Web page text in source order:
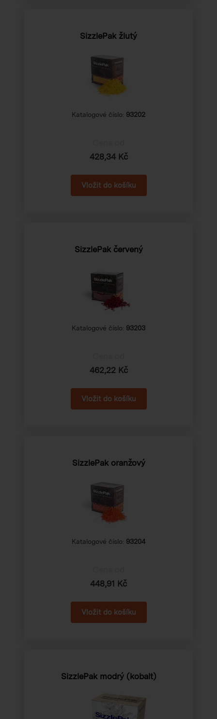
SizzlePak žlutý
Katalogové číslo: 93202
428,34 Kč
SizzlePak červený
Katalogové číslo: 93203
462,22 Kč
SizzlePak oranžový
Katalogové číslo: 93204
448,91 Kč
SizzlePak modrý (kobalt)